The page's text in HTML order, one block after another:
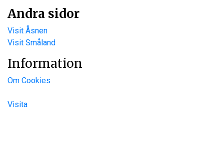
Andra sidor
Visit Åsnen
Visit Småland
Information
Om Cookies
Visita